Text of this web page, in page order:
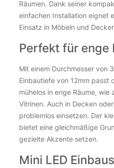
Räumen. Dank seiner
einfachen Installation eignet
Einsatz in Möbeln und
Perfekt für enge
Mit einem Durchmesser von
Einbautiefe von 12mm passt
mühelos in enge Räume,
Vitrinen. Auch in Decken
problemlos einsetzen. Der
bietet eine gleichmäßige
gezielte Akzente setzen.
Mini LED